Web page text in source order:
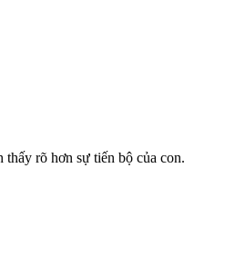
rõ hơn sự tiến bộ của con.